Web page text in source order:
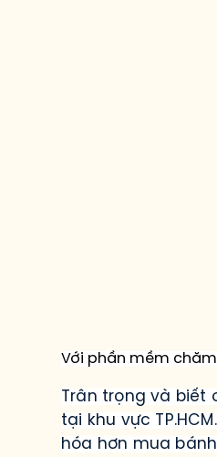
Với phần mềm
Trân trọng và biết
tại khu vực
hóa hơn mua